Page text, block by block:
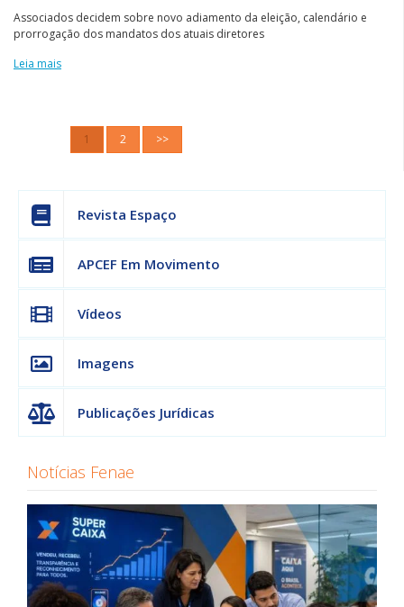
Associados decidem sobre novo adiamento da eleição, calendário e
prorrogação dos mandatos dos atuais diretores
Leia mais
1 2 >>
Revista Espaço
APCEF Em Movimento
Vídeos
Imagens
Publicações Jurídicas
Notícias Fenae